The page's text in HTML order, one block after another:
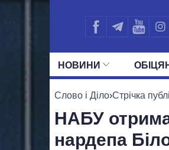
НОВИНИ
УСІ
Слово і Діло›Стрічка
НАБУ
нардепа